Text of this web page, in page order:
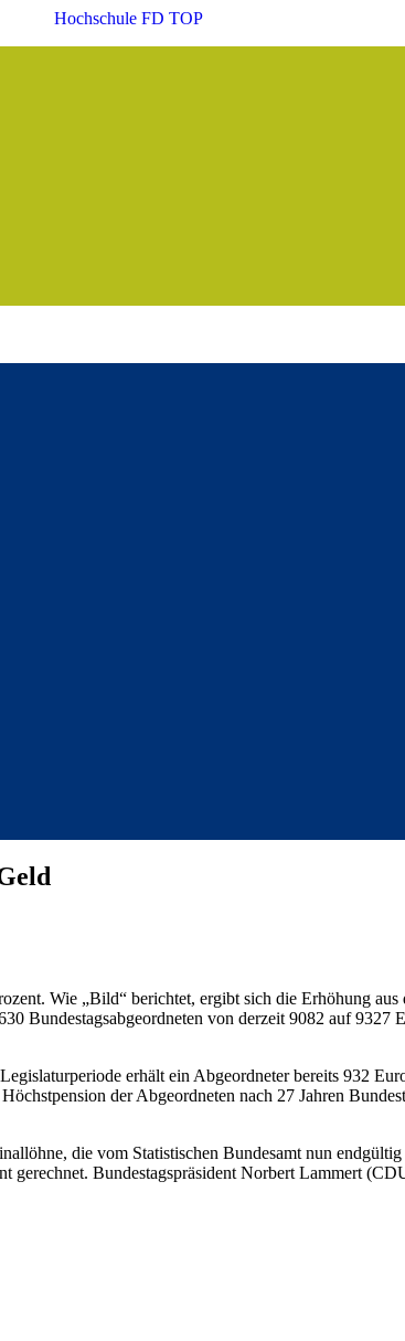
Wie „Bild“ berichtet, ergibt sich die Erhöhung
Bundestagsabgeordneten von derzeit 9082 auf
erhält ein Abgeordneter bereits 932
der Abgeordneten nach 27 Jahren
die vom Statistischen Bundesamt nun
Bundestagspräsident Norbert Lammert